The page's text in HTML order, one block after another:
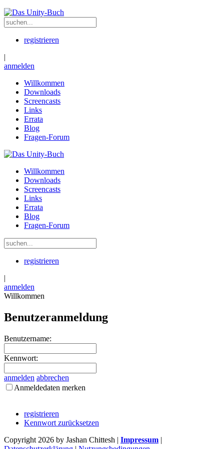
registrieren
|
anmelden
Willkommen
Downloads
Screencasts
Links
Errata
Blog
Fragen-Forum
Willkommen
Downloads
Screencasts
Links
Errata
Blog
Fragen-Forum
registrieren
|
anmelden
Willkommen
Benutzeranmeldung
Benutzername:
Kennwort:
anmelden abbrechen
Anmeldedaten merken
registrieren
Kennwort zurücksetzen
Copyright 2026 by Jashan Chittesh | Impressum |